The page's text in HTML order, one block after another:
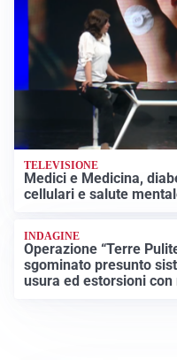
TELEVISIONE
Medici e Medicina,
cellulari e salute
INDAGINE
Operazione “Terre
sgominato presunto
usura ed estorsioni